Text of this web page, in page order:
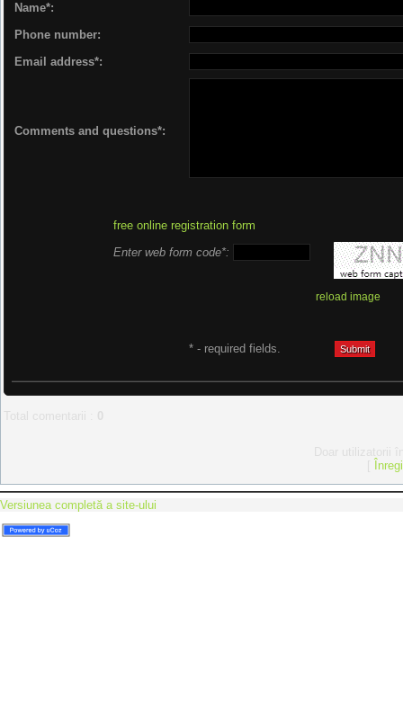
11 M.G.L. feat.
12
15 M.G.L.
Name*:
Phone number:
Email address*:
Comments and questions*:
free online registration form
Enter web form code*:
reload image
* - required fields.
Versiunea completă a site-ului